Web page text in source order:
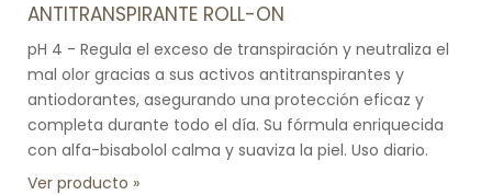
ANTITRANSPIRANTE ROLL-ON
pH 4 - Regula el exceso de transpiración y neutraliza el
mal olor gracias a sus activos antitranspirantes y
antiodorantes, asegurando una protección eficaz y
completa durante todo el día. Su fórmula enriquecida
con alfa-bisabolol calma y suaviza la piel. Uso diario.
Ver producto